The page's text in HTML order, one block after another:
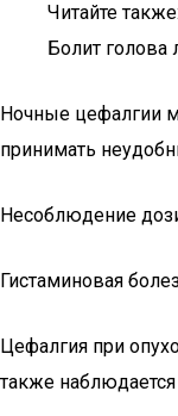
Читайте также:
Болит голова
Ночные цефалгии
принимать
Несоблюдение
Гистаминовая
Цефалгия при
также